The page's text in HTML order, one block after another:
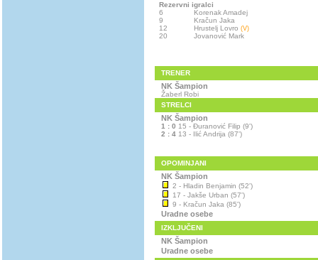
Rezervni igralci
6
Korenak Amadej
9
Kračun Jaka
12
Hrustelj Lovro (V)
20 Jovanović Mark
TRENER
NK Šampion
Žaberl Robi
STRELCI
NK Šampion
1 : 0 15 - Đuranović Filip (9')
2 : 4 13 - Ilić Andrija (87')
OPOMINJANI
NK Šampion
2 - Hladin Benjamin (52')
17 - Jakše Urban (57')
9 - Kračun Jaka (85')
Uradne osebe
IZKLJUČENI
NK Šampion
Uradne osebe